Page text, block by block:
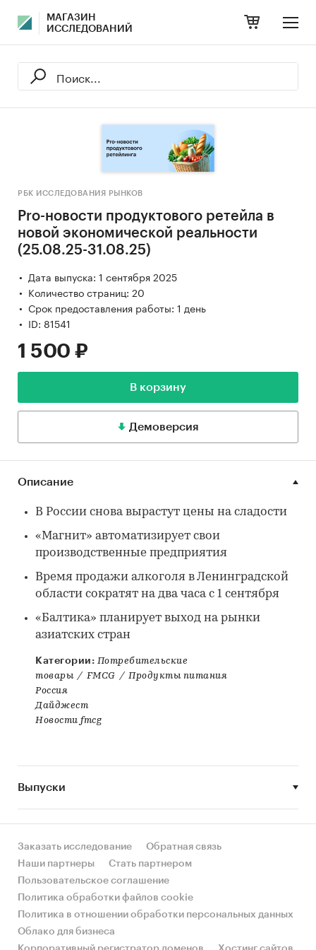
МАГАЗИН
ИССЛЕДОВАНИЙ
РБК ИССЛЕДОВАНИЯ РЫНКОВ
Pro-новости продуктового ретейла в
новой экономической реальности
(25.08.25-31.08.25)
Дата выпуска: 1 сентября 2025
Количество страниц: 20
Срок предоставления работы: 1 день
ID: 81541
1 500 ₽
В корзину
Демоверсия
Описание
В России снова вырастут цены на сладости
«Магнит» автоматизирует свои
производственные предприятия
Время продажи алкоголя в Ленинградской
области сократят на два часа с 1 сентября
«Балтика» планирует выход на рынки
азиатских стран
Категории: Потребительские
товары / FMCG / Продукты питания
Россия
Дайджест
Новости fmcg
Выпуски
Заказать исследование
Обратная связь
Наши партнеры
Стать партнером
Пользовательское соглашение
Политика обработки файлов cookie
Политика в отношении обработки персональных данных
Облако для бизнеса